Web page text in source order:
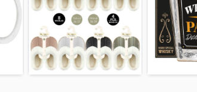
Next Previous Next